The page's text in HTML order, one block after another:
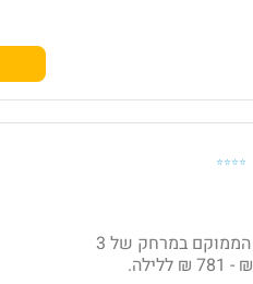
⭐⭐⭐⭐
מלון בדירוג 4 כוכבים באזור קאו לאק, הממוקם במרחק של 3
מ' מהוק האק ביץ'. טווח מחירים: 222 ₪ - ‏781 ₪ ללילה.